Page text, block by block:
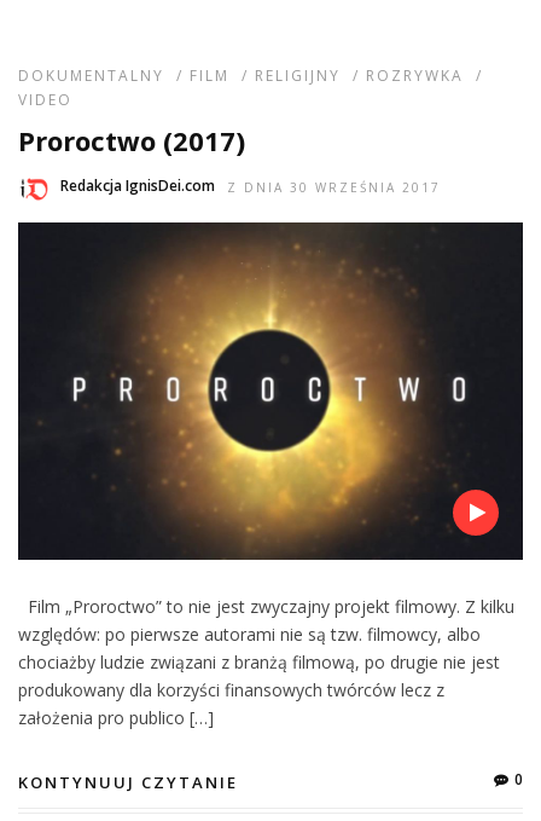
DOKUMENTALNY / FILM / RELIGIJNY / ROZRYWKA
/
VIDEO
Proroctwo (2017)
Redakcja IgnisDei.com Z DNIA 30 WRZEŚNIA 2017
Film „Proroctwo” to nie jest zwyczajny projekt filmowy. Z kilku
względów: po pierwsze autorami nie są tzw. filmowcy, albo
chociażby ludzie związani z branżą filmową, po drugie nie jest
produkowany dla korzyści finansowych twórców lecz z
założenia pro publico […]
KONTYNUUJ CZYTANIE 0